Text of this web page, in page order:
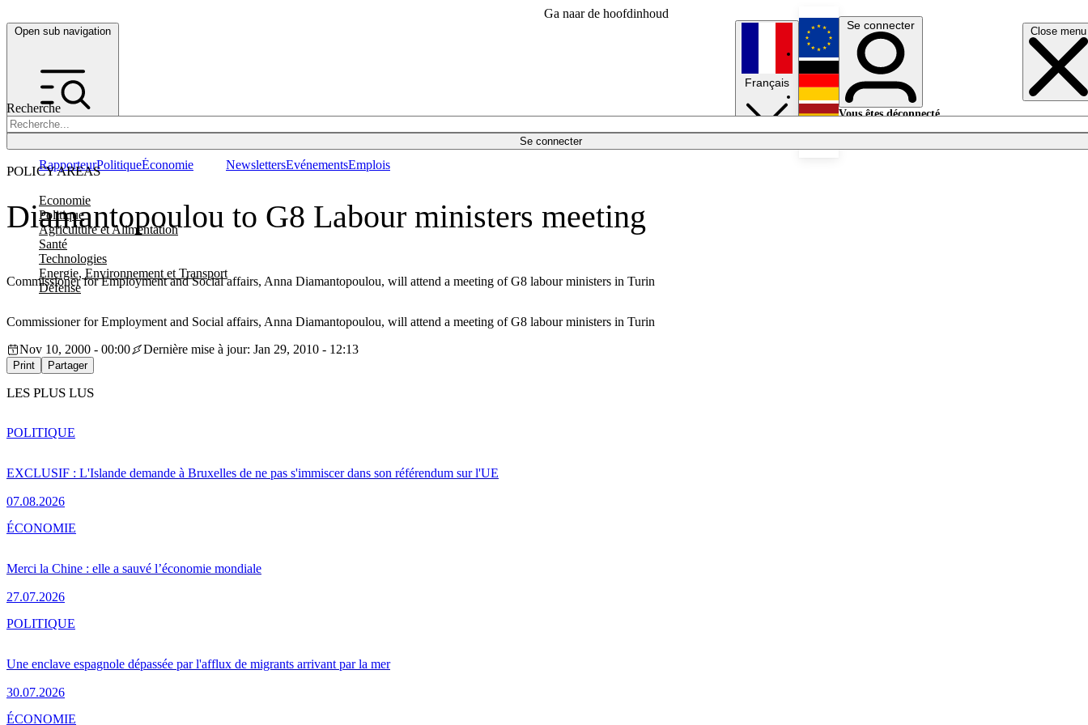
Ga naar de hoofdinhoud
Open sub navigation Close menu
Recherche
Se connecter
POLICY AREAS
Economie
Politique
Agriculture et Alimentation
Santé
Technologies
Energie, Environnement et Transport
Défense
RapporteurPolitiqueÉconomie NewslettersEvénementsEmplois
Français
English
Deutsch
Se connecter
Vous êtes déconnecté.
Diamantopoulou to G8 Labour ministers meeting
Commissioner for Employment and Social affairs, Anna Diamantopoulou, will attend a meeting of G8 labour ministers in Turin
Commissioner for Employment and Social affairs, Anna Diamantopoulou, will attend a meeting of G8 labour ministers in Turin
Nov 10, 2000 - 00:00
Dernière mise à jour: Jan 29, 2010 - 12:13
Print Partager
LES PLUS LUS
EXCLUSIF : L'Islande demande à Bruxelles de ne pas s'immiscer dans son référendum sur l'UE
07.08.2026
POLITIQUE
Merci la Chine : elle a sauvé l’économie mondiale
27.07.2026
ÉCONOMIE
Une enclave espagnole dépassée par l'afflux de migrants arrivant par la mer
30.07.2026
POLITIQUE
ÉCONOMIE